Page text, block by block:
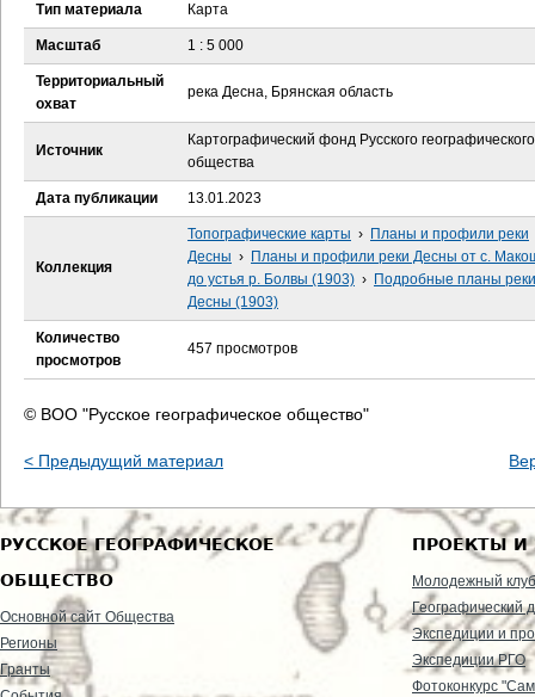
е
с
ь
Тип материала Карта
Масштаб 1 : 5 000
Территориальный
охват
река Десна, Брянская область
Источник
Картографический фонд Русского географического
общества
Дата публикации 13.01.2023
Коллекция
Топографические карты › Планы и профили реки
Десны › Планы и профили реки Десны от с.
до устья р. Болвы (1903) › Подробные планы реки
Десны (1903)
Количество
просмотров
457 просмотров
© ВОО "Русское географическое общество"
< Предыдущий материал
РУССКОЕ ГЕОГРАФИЧЕСКОЕ
ОБЩЕСТВО
Основной сайт Общества
Регионы
Гранты
ПРОЕКТЫ И
Молодежный клуб
Географический
Экспедиции и
Экспедиции РГО
Фотоконкурс